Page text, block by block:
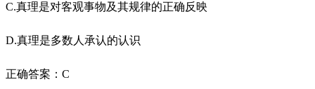
C.真理是对客观事物及其规律的正确反映
D.真理是多数人承认的认识
正确答案：C